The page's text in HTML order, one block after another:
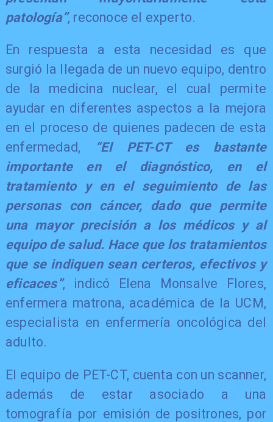
patología”, reconoce el experto.
En respuesta a esta necesidad es que
surgió la llegada de un nuevo equipo, dentro
de la medicina nuclear, el cual permite
ayudar en diferentes aspectos a la mejora
en el proceso de quienes padecen de esta
enfermedad,
“El PET-CT es bastante
importante en el diagnóstico, en el
tratamiento y en el seguimiento de las
personas con cáncer, dado que permite
una mayor precisión a los médicos y al
equipo de salud. Hace que los tratamientos
que se indiquen sean certeros, efectivos y
eficaces”, indicó Elena Monsalve Flores,
enfermera matrona, académica de la UCM,
especialista en enfermería oncológica del
adulto.
El equipo de PET-CT, cuenta con un scanner,
además de estar asociado a una
tomografía por emisión de positrones, por